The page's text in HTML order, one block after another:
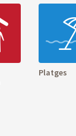
Platges